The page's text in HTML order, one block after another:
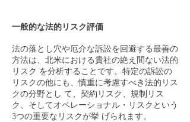
一般的な法的リスク評価
法の落とし穴や厄介な訴訟を回避する最善の
方法は、北米における貴社の絶え間ない法的
リスク を分析することです。特定の訴訟の
リスクの他にも、慎重に考慮すべき法的リス
クの分野とし て、契約リスク、規制リス
ク、そしてオペレーショナル・リスクという
3つの重要なリスクが挙 げられます。